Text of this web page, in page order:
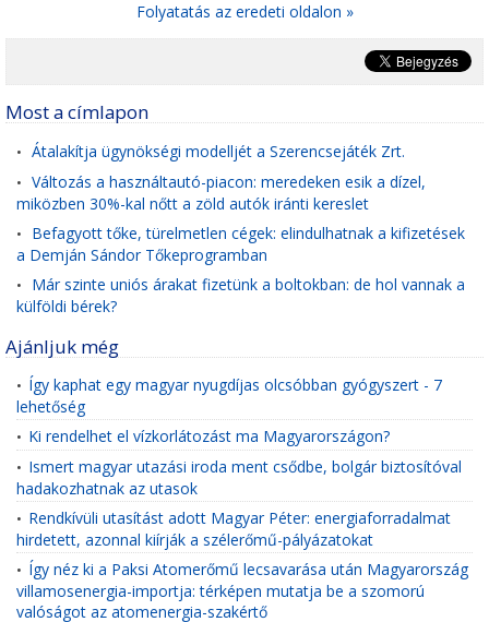
Folyatatás az eredeti oldalon »
Most a címlapon
• Átalakítja ügynökségi modelljét a Szerencsejáték Zrt.
• Változás a használtautó-piacon: meredeken esik a dízel,
miközben 30%-kal nőtt a zöld autók iránti kereslet
• Befagyott tőke, türelmetlen cégek: elindulhatnak a kifizetések
a Demján Sándor Tőkeprogramban
• Már szinte uniós árakat fizetünk a boltokban: de hol vannak a
külföldi bérek?
Ajánljuk még
• Így kaphat egy magyar nyugdíjas olcsóbban gyógyszert - 7
lehetőség
• Ki rendelhet el vízkorlátozást ma Magyarországon?
• Ismert magyar utazási iroda ment csődbe, bolgár biztosítóval
hadakozhatnak az utasok
• Rendkívüli utasítást adott Magyar Péter: energiaforradalmat
hirdetett, azonnal kiírják a szélerőmű-pályázatokat
• Így néz ki a Paksi Atomerőmű lecsavarása után Magyarország
villamosenergia-importja: térképen mutatja be a szomorú
valóságot az atomenergia-szakértő